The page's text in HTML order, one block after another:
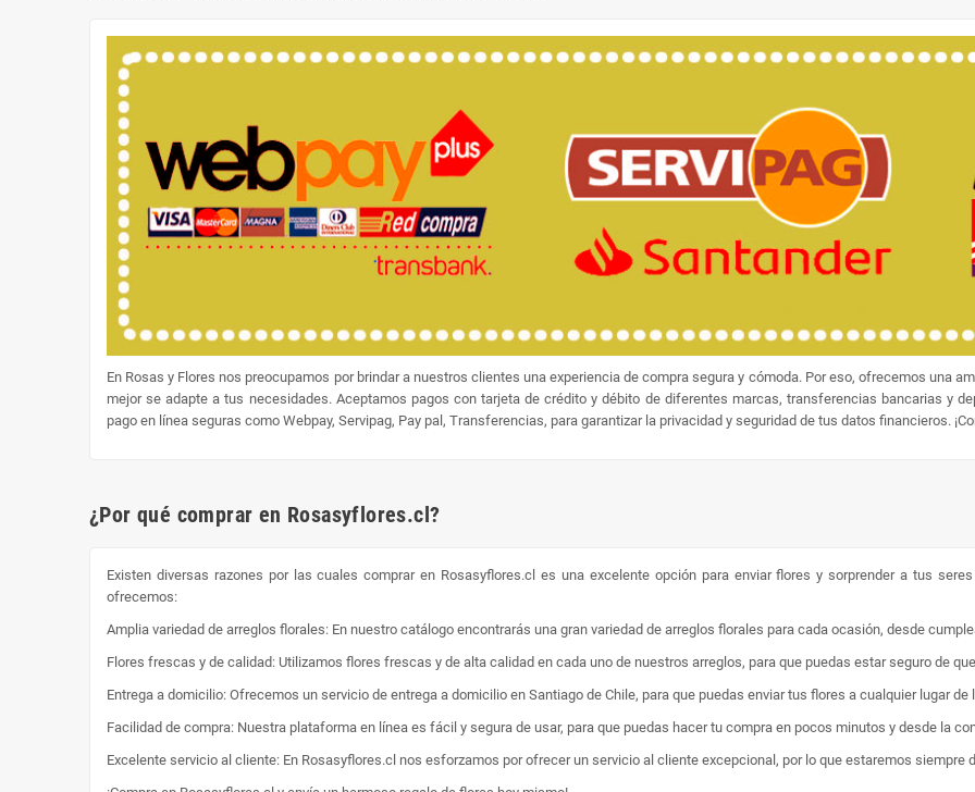
En Rosas y Flores nos preocupamos por brindar a nuestros clientes una experiencia de compra segura y cómoda. Por eso, ofrecemos una
mejor se adapte a tus necesidades. Aceptamos pagos con tarjeta de crédito y débito de diferentes marcas, transferencias bancarias y
pago en línea seguras como Webpay, Servipag, Pay pal, Transferencias, para garantizar la privacidad y seguridad de tus datos financieros.
¿Por qué comprar en Rosasyflores.cl?
Existen diversas razones por las cuales comprar en Rosasyflores.cl es una excelente opción para enviar flores y sorprender a tus
ofrecemos:
Amplia variedad de arreglos florales: En nuestro catálogo encontrarás una gran variedad de arreglos florales para cada ocasión, desde
Flores frescas y de calidad: Utilizamos flores frescas y de alta calidad en cada uno de nuestros arreglos, para que puedas estar seguro de
Entrega a domicilio: Ofrecemos un servicio de entrega a domicilio en Santiago de Chile, para que puedas enviar tus flores a cualquier lugar
Facilidad de compra: Nuestra plataforma en línea es fácil y segura de usar, para que puedas hacer tu compra en pocos minutos y desde la
Excelente servicio al cliente: En Rosasyflores.cl nos esforzamos por ofrecer un servicio al cliente excepcional, por lo que estaremos siempre